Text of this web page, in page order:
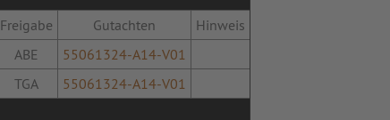
Freigabe Gutachten Hinweis
ABE
55061324-A14-V01
TGA
55061324-A14-V01